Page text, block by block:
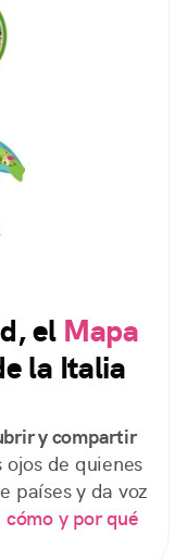
el Mapa
la Italia
y compartir
ojos de quienes
países y da voz
cómo y por qué